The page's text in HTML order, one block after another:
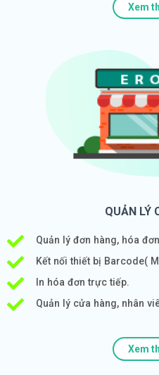
Xem
QUẢN LÝ
Quản lý đơn hàng, hóa
Kết nối thiết bị Barcode(
In hóa đơn trực tiếp.
Quản lý cửa hàng, nhân
Xem